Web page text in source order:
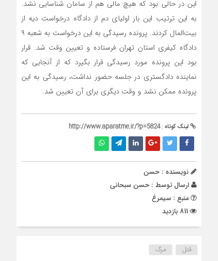
این در حالی بود که هیچ مالی هم از سامان شناسایی نشد.
به این ترتیب این بار اولیای دم از دادگاه درخواست دیه از
بیت‌المال کردند. پرونده رسیدگی به این درخواست به شعبه ۹
دادگاه کیفری استان تهران فرستاده و تعیین وقت شد. قرار
بود این پرونده مورد رسیدگی قرار بگیرد که از آنجایی که
نماینده دادگستری در جلسه حضور نداشت، رسیدگی به این
پرونده ممکن نشد و وقت دیگری برای آن تعیین شد.
لینک کوتاه :http://www.aparatme.ir/?p=5824
نویسنده : حسن
ارسال توسط : حسن سبحانی
منبع : سیمرغ
قتل مرگ